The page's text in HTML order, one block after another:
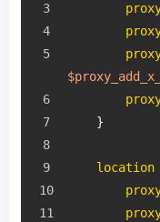
    }
location